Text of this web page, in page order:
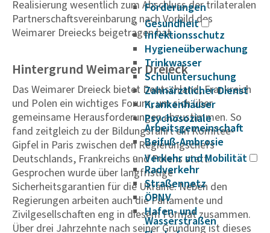
Förderungen
Gesundheit
Infektionsschutz
Hygieneüberwachung
Trinkwasser
Schuluntersuchung
Zahnärztlicher Dienst
Krankenhäuser
Psychosoziale
Arbeitsgemeinschaft
Beifuß-Ambrosie
Verkehr und Mobilität
Radverkehr
Straßennetz
ÖPNV
Hafen- und
Wasserstraßen
Realisierung wesentlich zum Abschluss der trilateralen
Partnerschaftsvereinbarung nach Vorbild des
Weimarer Dreiecks beigetragen hat.
Hintergrund Weimarer Dreieck
Das Weimarer Dreieck bietet Deutschland, Frankreich
und Polen ein wichtiges Forum, um sich über
gemeinsame Herausforderungen abzustimmen. So
fand zeitgleich zu der Bildungsfahrt ein Komitee-
Gipfel in Paris zwischen den Regierungschefs
Deutschlands, Frankreichs und Polens statt.
Gesprochen wurde über langfristige
Sicherheitsgarantien für die Ukraine. Neben den
Regierungen arbeiten auch die Parlamente und
Zivilgesellschaften eng in diesem Format zusammen.
Über drei Jahrzehnte nach seiner Gründung ist dieses